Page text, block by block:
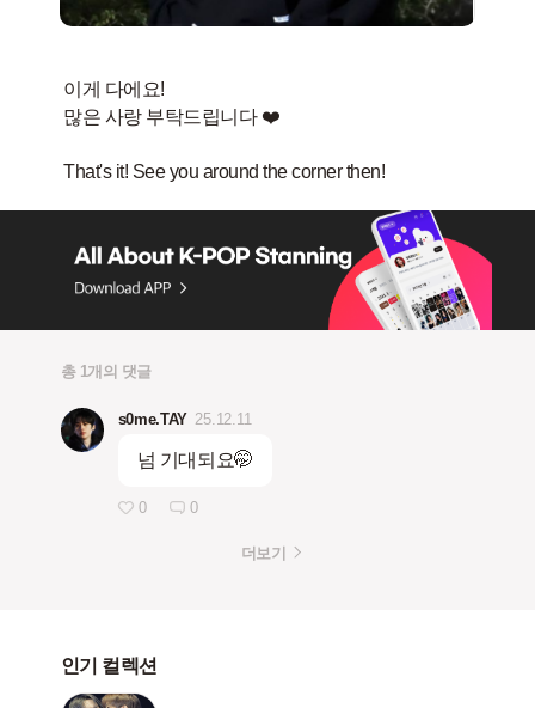
이게 다에요!
많은 사랑 부탁드립니다 ❤️
총 1개의 댓글
s0me.TAY 25.12.11
넘 기대되요🤭
0 0
더보기
인기 컬렉션